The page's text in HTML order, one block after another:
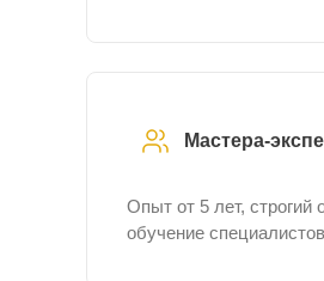
Мастера-
Опыт от 5 лет, строгий
обучение специалистов